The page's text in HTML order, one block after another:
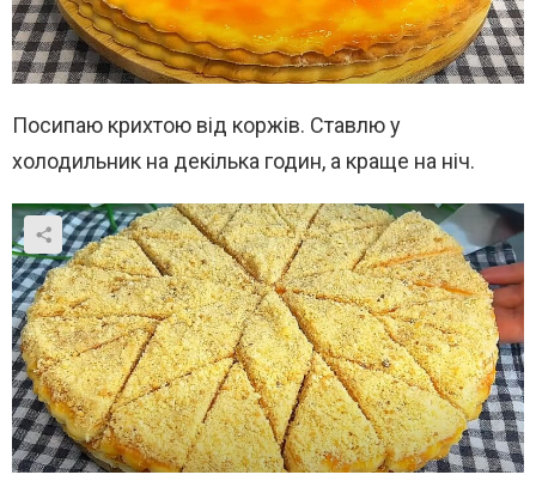
Посипаю крихтою від коржів. Ставлю у
холодильник на декілька годин, а краще на ніч.